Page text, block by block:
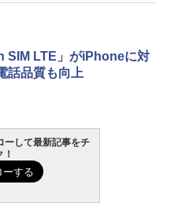
SIM LTE」がiPhoneに対
話品質も向上
ーして最新記事をチ